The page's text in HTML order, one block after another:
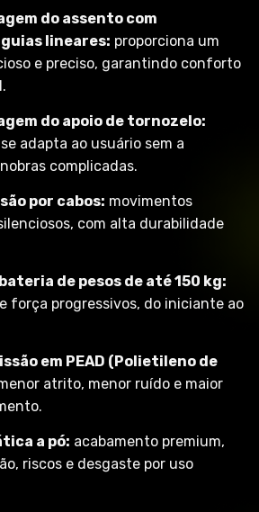
do assento com
lineares: proporciona um
e preciso, garantindo conforto
do apoio de tornozelo:
adapta ao usuário sem a
complicadas.
por cabos: movimentos
com alta durabilidade
de pesos de até 150 kg:
força progressivos, do iniciante ao
em PEAD (Polietileno de
atrito, menor ruído e maior
a pó: acabamento premium,
riscos e desgaste por uso